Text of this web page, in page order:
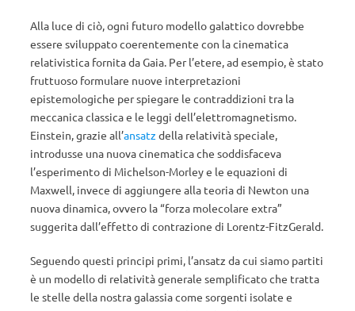
Alla luce di ciò, ogni futuro modello galattico dovrebbe
essere sviluppato coerentemente con la cinematica
relativistica fornita da Gaia. Per l’etere, ad esempio, è stato
fruttuoso formulare nuove interpretazioni
epistemologiche per spiegare le contraddizioni tra la
meccanica classica e le leggi dell’elettromagnetismo.
Einstein, grazie all’ansatz della relatività speciale,
introdusse una nuova cinematica che soddisfaceva
l’esperimento di Michelson-Morley e le equazioni di
Maxwell, invece di aggiungere alla teoria di Newton una
nuova dinamica, ovvero la “forza molecolare extra”
suggerita dall’effetto di contrazione di Lorentz-FitzGerald.
Seguendo questi principi primi, l’ansatz da cui siamo partiti
è un modello di relatività generale semplificato che tratta
le stelle della nostra galassia come sorgenti isolate e